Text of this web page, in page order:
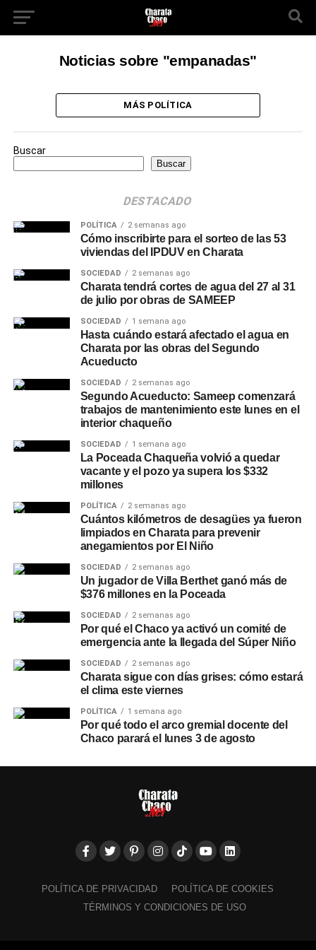
Noticias sobre "empanadas"
MÁS POLÍTICA
Buscar
Buscar
DESTACADO
POLÍTICA 2 semanas ago
Cómo inscribirte para el sorteo de las 53
viviendas del IPDUV en Charata
SOCIEDAD 2 semanas ago
Charata tendrá cortes de agua del 27 al 31
de julio por obras de SAMEEP
SOCIEDAD 1 semana ago
Hasta cuándo estará afectado el agua en
Charata por las obras del Segundo
Acueducto
SOCIEDAD 2 semanas ago
Segundo Acueducto: Sameep comenzará
trabajos de mantenimiento este lunes en el
interior chaqueño
SOCIEDAD 1 semana ago
La Poceada Chaqueña volvió a quedar
vacante y el pozo ya supera los $332
millones
POLÍTICA 2 semanas ago
Cuántos kilómetros de desagües ya fueron
limpiados en Charata para prevenir
anegamientos por El Niño
SOCIEDAD 2 semanas ago
Un jugador de Villa Berthet ganó más de
$376 millones en la Poceada
SOCIEDAD 2 semanas ago
Por qué el Chaco ya activó un comité de
emergencia ante la llegada del Súper Niño
SOCIEDAD 2 semanas ago
Charata sigue con días grises: cómo estará
el clima este viernes
POLÍTICA 1 semana ago
Por qué todo el arco gremial docente del
Chaco parará el lunes 3 de agosto
POLÍTICA DE PRIVACIDAD
POLÍTICA DE COOKIES
TÉRMINOS Y CONDICIONES DE USO